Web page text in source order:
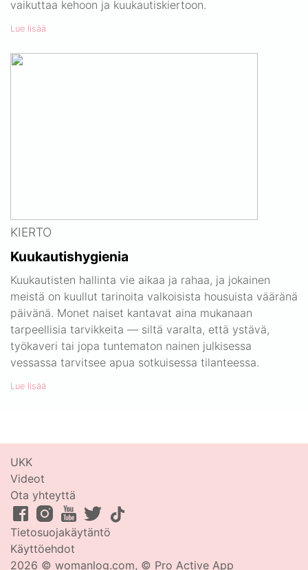
vaikuttaa kehoon ja kuukautiskiertoon.
Lue lisää
KIERTO
Kuukautishygienia
Kuukautisten hallinta vie aikaa ja rahaa, ja jokainen
meistä on kuullut tarinoita valkoisista housuista vääränä
päivänä. Monet naiset kantavat aina mukanaan
tarpeellisia tarvikkeita — siltä varalta, että ystävä,
työkaveri tai jopa tuntematon nainen julkisessa
vessassa tarvitsee apua sotkuisessa tilanteessa.
Lue lisää
Tietosuojakäytäntö
Käyttöehdot
2026 © womanlog.com, © Pro Active App
UKK
Videot
Ota yhteyttä